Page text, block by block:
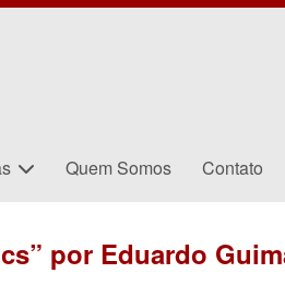
Quem Somos Contato
por Eduardo